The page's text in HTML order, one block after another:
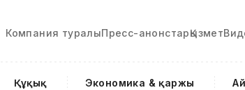
Компания туралыПресс-анонстарҚызмет
Құқық Экономика & қаржы